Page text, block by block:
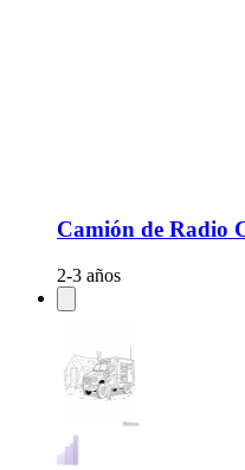
Camión de Radio
2-3 años